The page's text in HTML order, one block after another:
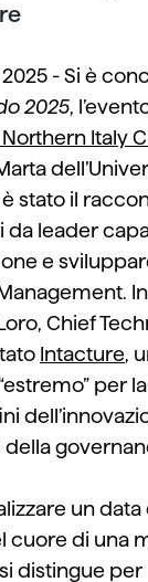
- Si è
2025,
Northern Italy
stato il
da leader
e
Chief
Intacture,
per
un
cuore di una
distingue per